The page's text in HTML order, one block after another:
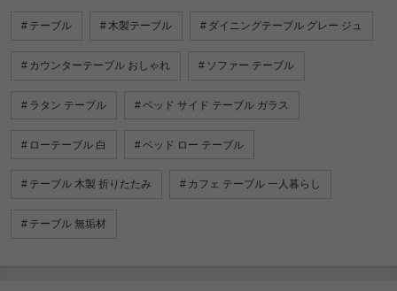
テーブル 木製テーブル ダイニングテーブル グレー ジュ
カウンターテーブル おしゃれ ソファー テーブル
ラタン テーブル ベッド サイド テーブル ガラス
ローテーブル 白 ベッド ロー テーブル
テーブル 木製 折りたたみ カフェ テーブル 一人暮らし
テーブル 無垢材